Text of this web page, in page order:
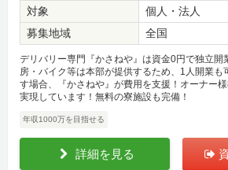
対象
個人・法人
募集地域
全国
デリバリー専門『かさねや』は資金0円で独立開
房・バイク等は本部が提供するため、1人開業も
す場合、『かさねや』が費用を支援！オーナー
実現しています！無料の寮施設も完備！
年収1000万を目指せる
詳細を見る